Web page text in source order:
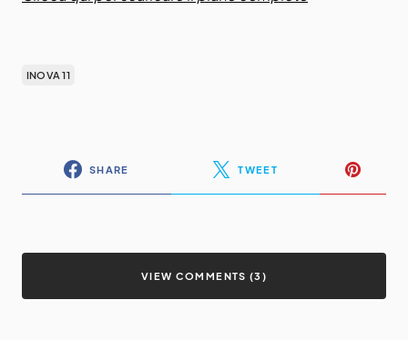
INOVA 11
SHARE TWEET
VIEW COMMENTS (3)